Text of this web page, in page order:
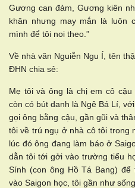
Gương can đảm, Gương kiên
khăn nhưng may mắn là luôn
mình để tôi noi theo.”
Về nhà văn Nguiễn Ngu Í, tên
ĐHN chia sẻ:
Mẹ tôi và ông là chị em cô
còn có bút danh là Ngê Bá Lí,
gọi ông bằng cậu, gần gũi và
tôi về trú ngụ ở nhà cô tôi trong
lúc đó ông đang làm báo ở
dẫn tôi tới gởi vào trường tiểu
Sính (con ông Hồ Tá Bang)
vào Saigon học, tôi gần như